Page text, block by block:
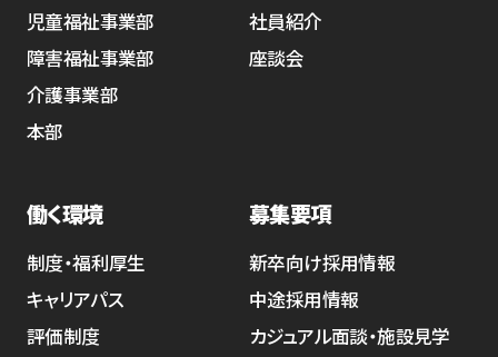
児童福祉事業部
障害福祉事業部
介護事業部
本部
社員紹介
座談会
働く環境
制度・福利厚生
キャリアパス
評価制度
募集要項
新卒向け採用情報
中途採用情報
カジュアル面談・施設見学